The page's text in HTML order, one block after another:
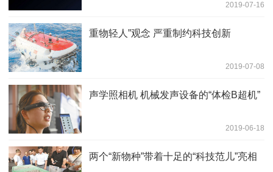
2019-07-16
重物轻人”观念 严重制约科技创新
2019-07-08
声学照相机 机械发声设备的“体检B超机”
2019-06-18
两个“新物种”带着十足的“科技范儿”亮相